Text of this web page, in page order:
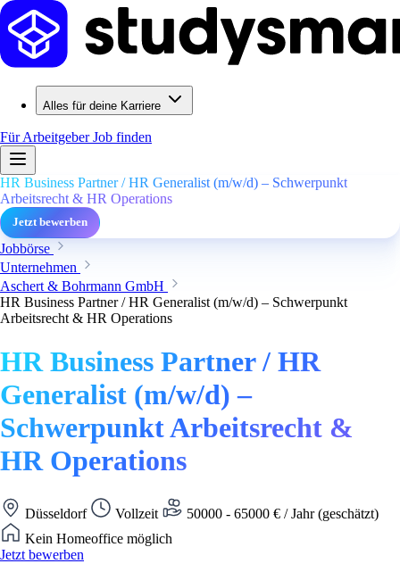
Alles für deine Karriere
Für ArbeitgeberJob finden
HR Business Partner / HR Generalist (m/w/d) – Schwerpunkt
Arbeitsrecht & HR Operations
Jetzt bewerben
Jobbörse
Unternehmen
Aschert & Bohrmann GmbH
HR Business Partner / HR Generalist (m/w/d) – Schwerpunkt
Arbeitsrecht & HR Operations
HR Business Partner / HR
Generalist (m/w/d) –
Schwerpunkt Arbeitsrecht &
HR Operations
Düsseldorf Vollzeit
50000 - 65000 € / Jahr (geschätzt)
Kein Homeoffice möglich
Jetzt bewerben